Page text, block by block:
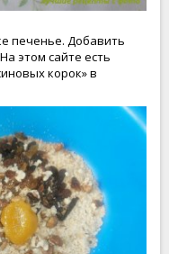
печенье. Добавить
этом сайте есть
корок» в